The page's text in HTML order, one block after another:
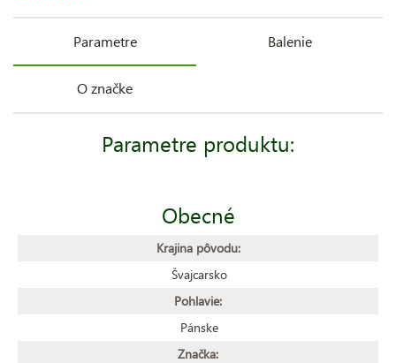
Parametre Balenie
O značke
Parametre produktu:
Obecné
Krajina pôvodu:
Švajcarsko
Pohlavie:
Pánske
Značka: